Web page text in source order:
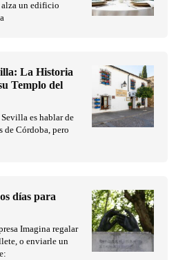
alza un edificio
La Historia
Templo del
es hablar de
de Córdoba, pero
días para
Imagina regalar
o enviarle un